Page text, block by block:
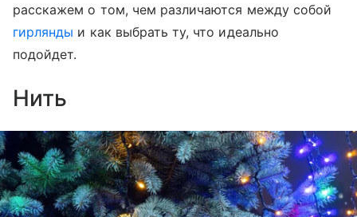
расскажем о том, чем различаются между собой
гирлянды и как выбрать ту, что идеально
подойдет.
Нить